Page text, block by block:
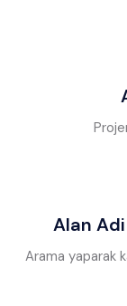
Alan
Arama yaparak